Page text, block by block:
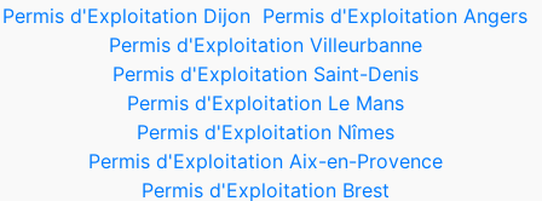
Permis d'Exploitation Dijon Permis d'Exploitation Angers
Permis d'Exploitation Villeurbanne
Permis d'Exploitation Saint-Denis
Permis d'Exploitation Le Mans
Permis d'Exploitation Nîmes
Permis d'Exploitation Aix-en-Provence
Permis d'Exploitation Brest